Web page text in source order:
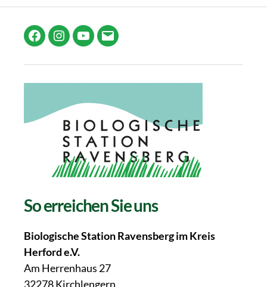
FacebookInstagram
YouTube
E-
So erreichen Sie uns
Biologische Station Ravensberg im Kreis
Herford e.V.
Am Herrenhaus 27
32278 Kirchlengern